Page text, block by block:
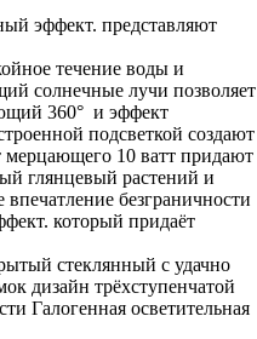
эффект. представляют
течение воды и
солнечные лучи позволяет
360° и эффект
подсветкой создают
мерцающего 10 ватт придают
глянцевый растений и
безграничности
который придаёт
стеклянный с удачно
дизайн трёхступенчатой
Галогенная осветительная